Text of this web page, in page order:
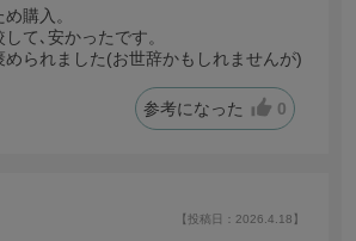
購入。
て､安かったです。
められました(お世辞かもしれませんが)
参考になった 0
【投稿日：2026.4.18】